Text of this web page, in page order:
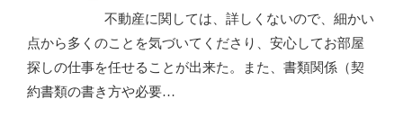
不動産に関しては、詳しくないので、細かい
点から多くのことを気づいてくださり、安心してお部屋
探しの仕事を任せることが出来た。また、書類関係（契
約書類の書き方や必要…